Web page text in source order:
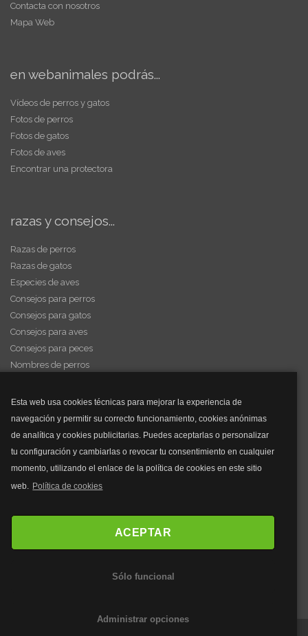
Esta web usa cookies técnicas para mejorar la experiencia de
navegación y permitir su correcto funcionamiento, cookies anónimas
de analítica y cookies publicitarias. Puedes aceptarlas o personalizar
tu configuración y cambiarlas o revocar tu consentimiento en cualquier
momento, utilizando el enlace de la política de cookies en este sitio
web. Política de cookies
ACEPTAR
Sólo funcional
Administrar opciones
Contacta con nosotros
Mapa Web
en webanimales podrás...
Vídeos de perros y gatos
Fotos de perros
Fotos de gatos
Fotos de aves
Encontrar una protectora
razas y consejos...
Razas de perros
Razas de gatos
Especies de aves
Consejos para perros
Consejos para gatos
Consejos para aves
Consejos para peces
Nombres de perros
y mucho más...